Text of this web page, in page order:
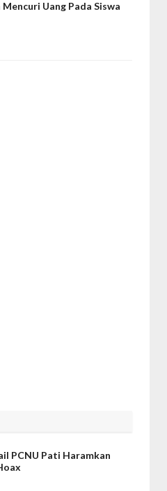
Mencuri Uang Pada Siswa
PCNU Pati Haramkan